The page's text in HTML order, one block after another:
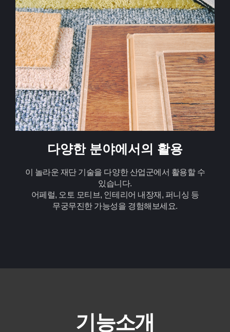
다양한 분야에서의 활용
이 놀라운 재단 기술을 다양한 산업군에서 활용할 수
있습니다.
어페럴, 오토 모티브, 인테리어 내장재, 퍼니싱 등
무궁무진한 가능성을 경험해보세요.
기능소개